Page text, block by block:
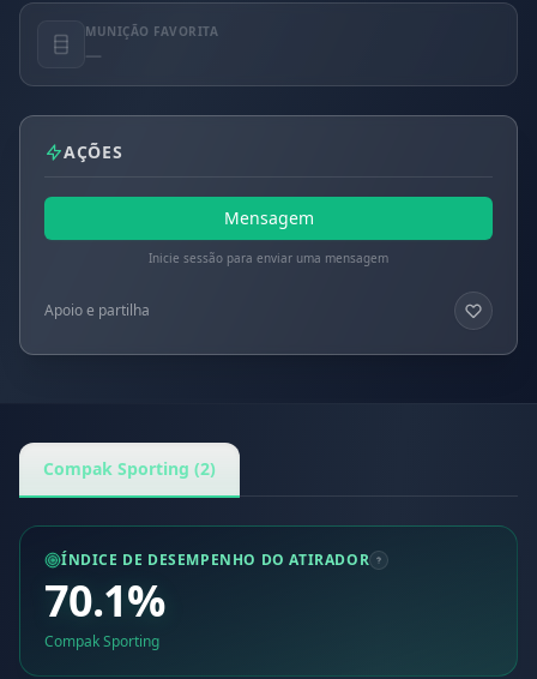
MUNIÇÃO FAVORITA
—
AÇÕES
Mensagem
Inicie sessão para enviar uma mensagem
Apoio e partilha
Compak Sporting (2)
ÍNDICE DE DESEMPENHO DO ATIRADOR
70.1%
Compak Sporting